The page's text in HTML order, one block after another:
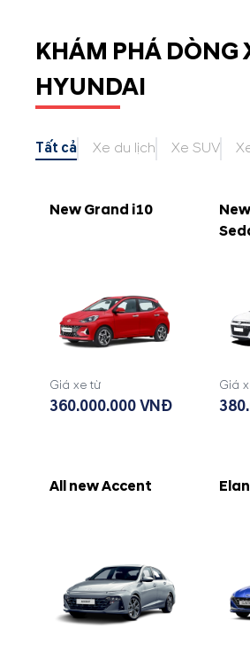
KHÁM PHÁ DÒNG
HYUNDAI
Tất cả Xe du lịch Xe SUV
New Grand i10
Giá xe từ
360.000.000 VNĐ
Giá
All new Accent